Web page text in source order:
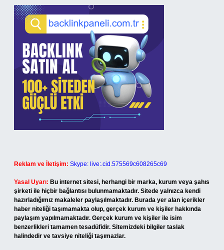
Reklam ve İletişim: Skype: live:.cid.575569c608265c69
Yasal Uyarı: Bu internet sitesi, herhangi bir marka, kurum veya şahıs
şirketi ile hiçbir bağlantısı bulunmamaktadır. Sitede yalnızca kendi
hazırladığımız makaleler paylaşılmaktadır. Burada yer alan içerikler
haber niteliği taşımamakta olup, gerçek kurum ve kişiler hakkında
paylaşım yapılmamaktadır. Gerçek kurum ve kişiler ile isim
benzerlikleri tamamen tesadüfidir. Sitemizdeki bilgiler taslak
halindedir ve tavsiye niteliği taşımazlar.